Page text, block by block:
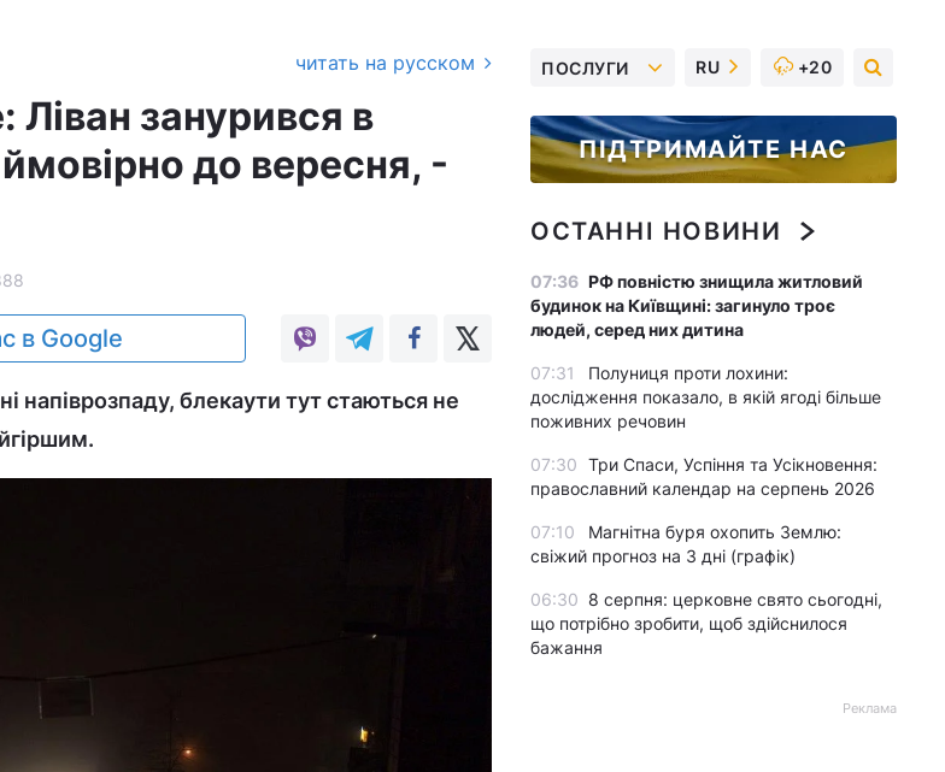
читать на русском
Ліван занурився в
до вересня, -
в Google
напіврозпаду, блекаути тут стаються не
ПОСЛУГИ RU +20
ПІДТРИМАЙТЕ НАС
ОСТАННІ НОВИНИ
07:36 РФ повністю знищила житловий
будинок на Київщині: загинуло троє
людей, серед них дитина
07:31
Полуниця проти лохини:
дослідження показало, в якій ягоді більше
поживних речовин
07:30 Три Спаси, Успіння та Усікновення:
православний календар на серпень 2026
07:10
Магнітна буря охопить Землю:
свіжий прогноз на 3 дні (графік)
06:30 8 серпня: церковне свято сьогодні,
що потрібно зробити, щоб здійснилося
бажання
Реклама